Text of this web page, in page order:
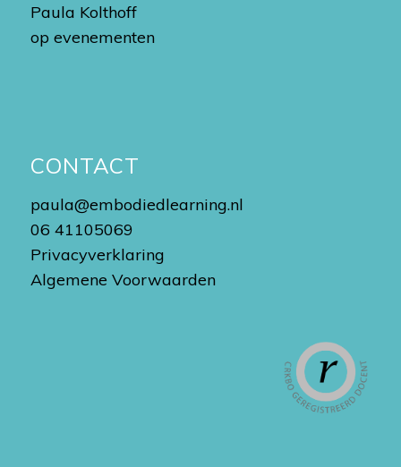
Paula Kolthoff
op evenementen
CONTACT
paula@embodiedlearning.nl
06 41105069
Privacyverklaring
Algemene Voorwaarden